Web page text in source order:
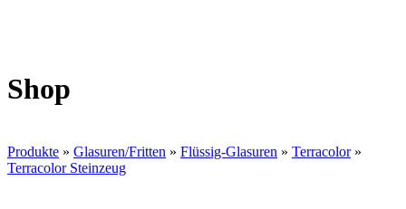
Shop
Produkte » Glasuren/Fritten » Flüssig-Glasuren » Terracolor»
Terracolor Steinzeug